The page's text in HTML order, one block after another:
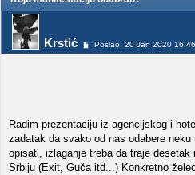
Krstić Poslao: 20 Jan 2020 16:46
Radim prezentaciju iz agencijskog i
zadatak da svako od nas odabere
opisati, izlaganje treba da traje
Srbiju (Exit, Guča itd...) Konkretno